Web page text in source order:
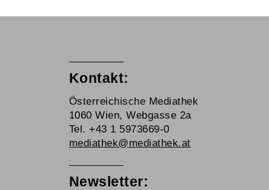
Kontakt:
Österreichische Mediathek
1060 Wien, Webgasse 2a
Tel. +43 1 5973669-0
mediathek@mediathek.at
Newsletter: